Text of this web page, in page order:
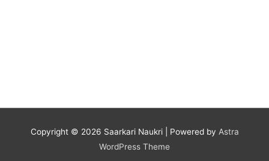
Copyright © 2026 Saarkari Naukri| Powered by Astra
WordPress Theme